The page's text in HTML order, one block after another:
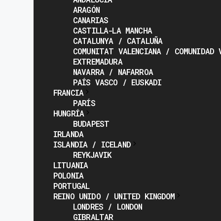
ARAGÓN
CANARIAS
CASTILLA-LA MANCHA
CATALUNYA / CATALUÑA
COMUNITAT VALENCIANA / COMUNIDAD
EXTREMADURA
NAVARRA / NAFARROA
PAÍS VASCO / EUSKADI
FRANCIA
PARÍS
HUNGRÍA
BUDAPEST
IRLANDA
ISLANDIA / ICELAND
REYKJAVIK
LITUANIA
POLONIA
PORTUGAL
REINO UNIDO / UNITED KINGDOM
LONDRES / LONDON
GIBRALTAR